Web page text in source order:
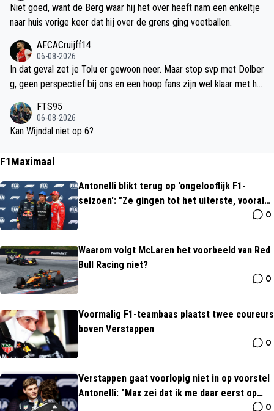
Niet goed, want de Berg waar hij het over heeft nam een enkeltje
naar huis vorige keer dat hij over de grens ging voetballen.
AFCACruijff14
06-08-2026
In dat geval zet je Tolu er gewoon neer. Maar stop svp met Dolber
g, geen perspectief bij ons en een hoop fans zijn wel klaar met he
FTS95
06-08-2026
Kan Wijndal niet op 6?
F1Maximaal
Antonelli blikt terug op 'ongelooflijk F1-
seizoen': "Ze gingen tot het uiterste, vooral
0
Waarom volgt McLaren het voorbeeld van Red
Bull Racing niet?
0
Voormalig F1-teambaas plaatst twee coureurs
boven Verstappen
0
Verstappen gaat voorlopig niet in op voorstel
Antonelli: "Max zei dat ik me daar eerst op
0